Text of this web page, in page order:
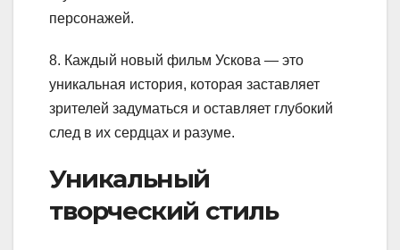
персонажей.
8. Каждый новый фильм Ускова — это
уникальная история, которая заставляет
зрителей задуматься и оставляет глубокий
след в их сердцах и разуме.
Уникальный
творческий стиль